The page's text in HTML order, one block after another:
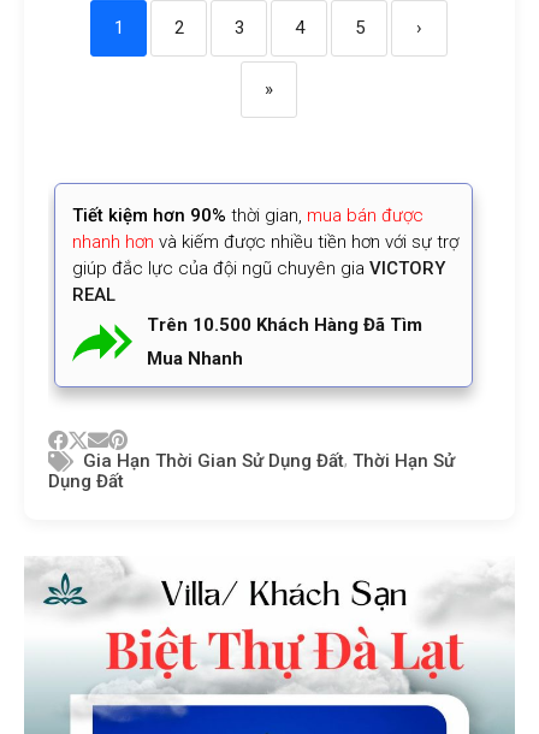
1 2 3 4 5 ›
»
Tiết kiệm hơn 90% thời gian mua bán được
nhanh hơn và kiếm được nhiều tiền hơn với sự trợ
giúp đắc lực của đội ngũ chuyên gia VICTORY
REAL
Trên 10.500 Khách Hàng Đã Tìm
Mua Nhanh
Gia Hạn Thời Gian Sử Dụng Đất, Thời Hạn Sử
Dụng Đất